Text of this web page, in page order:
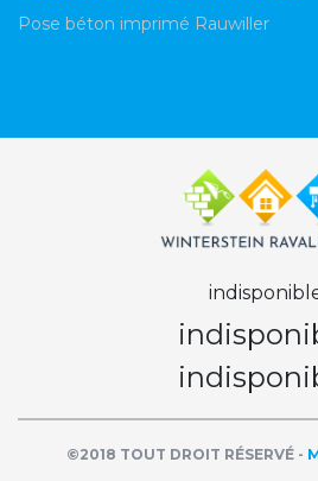
Pose béton imprimé Rauwiller
©2018 TOUT DROIT RÉSERVÉ -